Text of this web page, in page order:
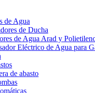
de Agua
de Ducha
de Agua Arad y
Eléctrico de Agua para
de abasto